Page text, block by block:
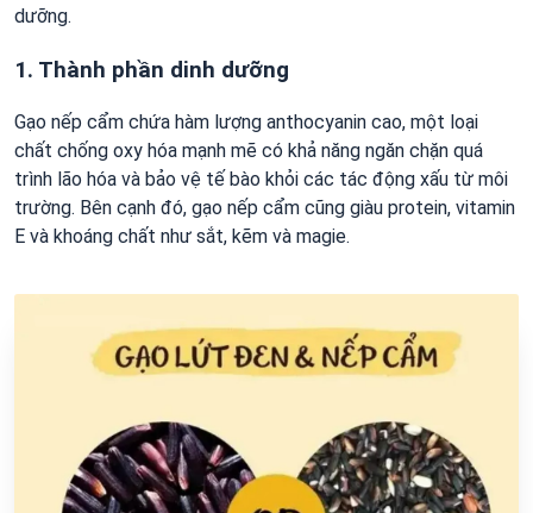
dưỡng.
1. Thành phần dinh dưỡng
Gạo nếp cẩm chứa hàm lượng anthocyanin cao, một loại
chất chống oxy hóa mạnh mẽ có khả năng ngăn chặn quá
trình lão hóa và bảo vệ tế bào khỏi các tác động xấu từ môi
trường. Bên cạnh đó, gạo nếp cẩm cũng giàu protein, vitamin
E và khoáng chất như sắt, kẽm và magie.